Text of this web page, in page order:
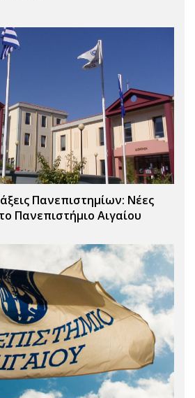
Πανεπιστημίων: Νέες
Πανεπιστήμιο Αιγαίου